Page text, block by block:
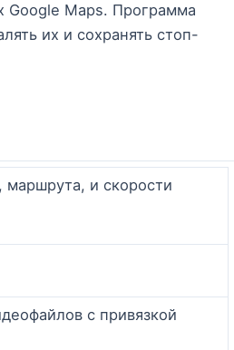
Google Maps. Программа
их и сохранять стоп-
маршрута, и скорости
с привязкой